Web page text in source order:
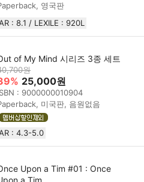
영국판
: 8.1 / LEXILE : 920L
of My Mind 시리즈 3종 세트
원
25,000원
: 9000000010904
미국판, 음원없음
: 4.3-5.0
Upon a Tim #01 : Once